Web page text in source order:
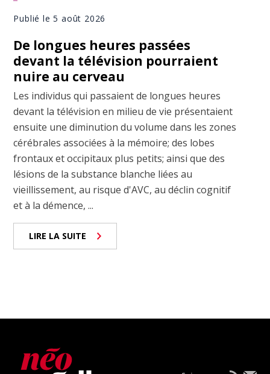
Publié le 5 août 2026
De longues heures passées
devant la télévision pourraient
nuire au cerveau
Les individus qui passaient de longues heures
devant la télévision en milieu de vie présentaient
ensuite une diminution du volume dans les zones
cérébrales associées à la mémoire; des lobes
frontaux et occipitaux plus petits; ainsi que des
lésions de la substance blanche liées au
vieillissement, au risque d'AVC, au déclin cognitif
et à la démence, ...
LIRE LA SUITE